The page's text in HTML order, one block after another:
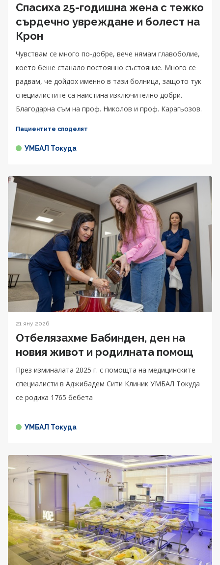
Спасиха 25-годишна жена с тежко
сърдечно увреждане и болест на
Крон
Чувствам се много по-добре, вече нямам главоболие,
което беше станало постоянно състояние. Много се
радвам, че дойдох именно в тази болница, защото тук
специалистите са наистина изключително добри.
Благодарна съм на проф. Николов и проф. Карагьозов.
Пациентите споделят
УМБАЛ Токуда
21 яну 2026
Отбелязахме Бабинден, ден на
новия живот и родилната помощ
През изминалата 2025 г. с помощта на медицинските
специалисти в Аджибадем Сити Клиник УМБАЛ Токуда
се родиха 1765 бебета
УМБАЛ Токуда